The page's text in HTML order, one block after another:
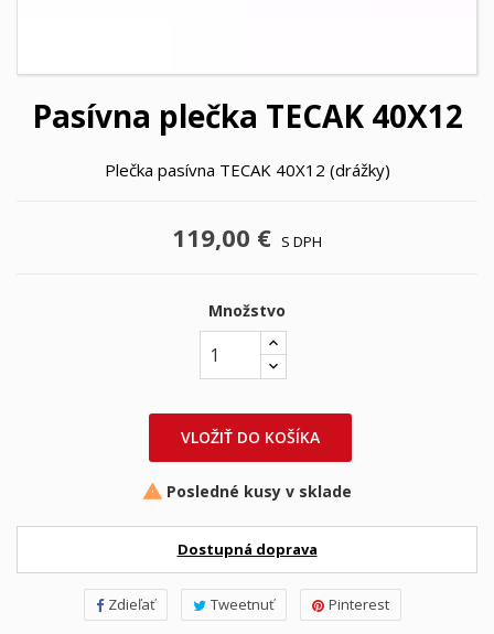
Pasívna plečka TECAK 40X12
Plečka pasívna TECAK 40X12 (drážky)
119,00 € S DPH
Množstvo
VLOŽIŤ DO KOŠÍKA
 Posledné kusy v sklade
Dostupná doprava
Zdieľať Tweetnuť Pinterest